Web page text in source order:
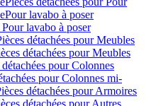
Pour lavabo à poser
lavabo à poser
détachées pour Meubles
détachées pour Meubles
détachées pour Colonnes
pour Colonnes mi-
détachées pour Armoires
détachées pour Autres